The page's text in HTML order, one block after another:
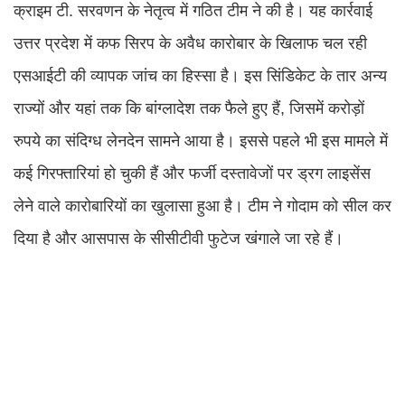
क्राइम टी. सरवणन के नेतृत्व में गठित टीम ने की है। यह कार्रवाई
उत्तर प्रदेश में कफ सिरप के अवैध कारोबार के खिलाफ चल रही
एसआईटी की व्यापक जांच का हिस्सा है। इस सिंडिकेट के तार अन्य
राज्यों और यहां तक कि बांग्लादेश तक फैले हुए हैं, जिसमें करोड़ों
रुपये का संदिग्ध लेनदेन सामने आया है। इससे पहले भी इस मामले में
कई गिरफ्तारियां हो चुकी हैं और फर्जी दस्तावेजों पर ड्रग लाइसेंस
लेने वाले कारोबारियों का खुलासा हुआ है। टीम ने गोदाम को सील कर
दिया है और आसपास के सीसीटीवी फुटेज खंगाले जा रहे हैं।